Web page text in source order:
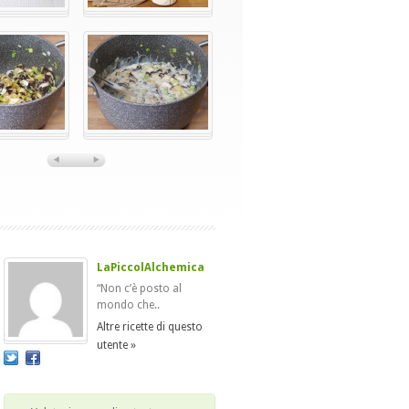
LaPiccolAlchemica
“Non c’è posto al
mondo che..
Altre ricette di questo
utente »